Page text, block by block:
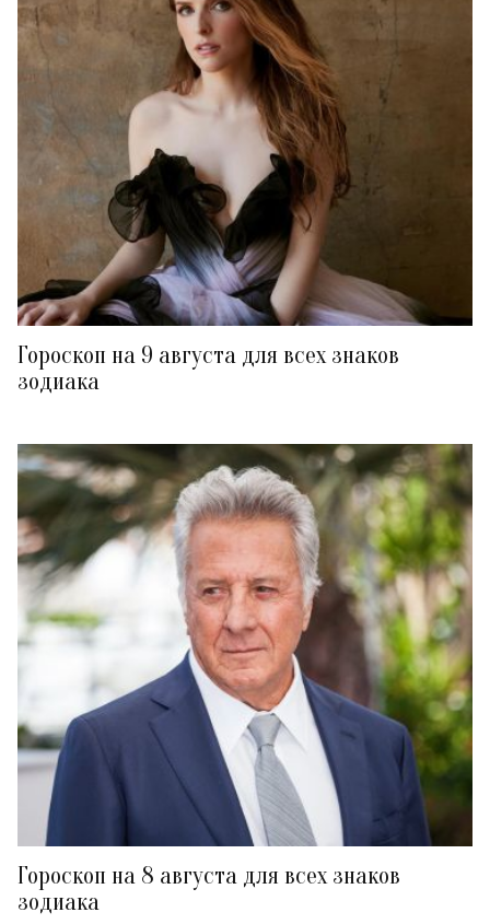
Гороскоп на 9 августа для всех знаков
зодиака
Гороскоп на 8 августа для всех знаков
зодиака